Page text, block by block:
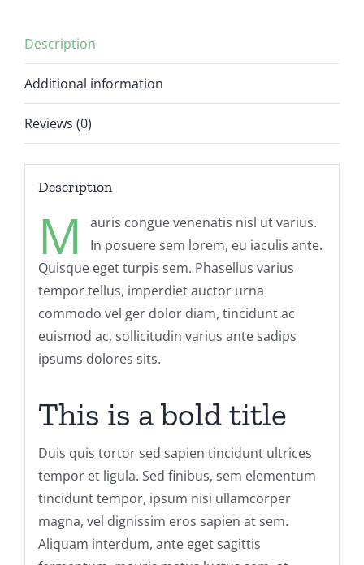
Description
Additional information
Reviews (0)
Description
M
auris congue venenatis nisl ut varius.
In posuere sem lorem, eu iaculis ante.
Quisque eget turpis sem. Phasellus varius
tempor tellus, imperdiet auctor urna
commodo vel ger dolor diam, tincidunt ac
euismod ac, sollicitudin varius ante sadips
ipsums dolores sits.
This is a bold title
Duis quis tortor sed sapien tincidunt ultrices
tempor et ligula. Sed finibus, sem elementum
tincidunt tempor, ipsum nisi ullamcorper
magna, vel dignissim eros sapien at sem.
Aliquam interdum, ante eget sagittis